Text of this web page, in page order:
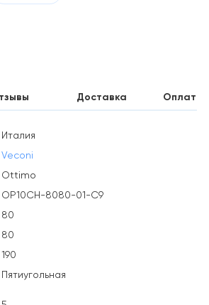
Доставка Оплата
Италия
Veconi
Ottimo
OP10CH-8080-01-C9
80
80
190
Пятиугольная